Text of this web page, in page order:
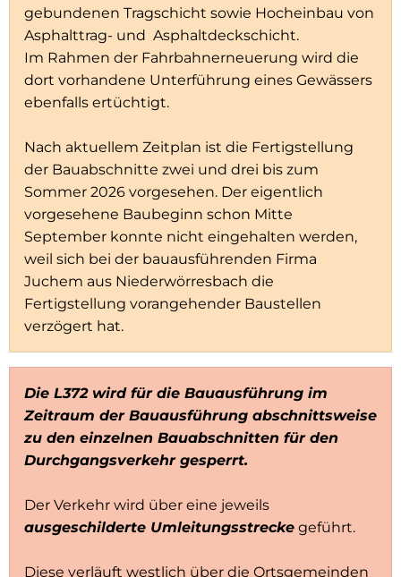
gebundenen Tragschicht sowie Hocheinbau von
Asphalttrag- und Asphaltdeckschicht.
Im Rahmen der Fahrbahnerneuerung wird die
dort vorhandene Unterführung eines Gewässers
ebenfalls ertüchtigt.
Nach aktuellem Zeitplan ist die Fertigstellung
der Bauabschnitte zwei und drei bis zum
Sommer 2026 vorgesehen. Der eigentlich
vorgesehene Baubeginn schon Mitte
September konnte nicht eingehalten werden,
weil sich bei der bauausführenden Firma
Juchem aus Niederwörresbach die
Fertigstellung vorangehender Baustellen
verzögert hat.
Die L372 wird für die Bauausführung im
Zeitraum der Bauausführung abschnittsweise
zu den einzelnen Bauabschnitten für den
Durchgangsverkehr gesperrt.
Der Verkehr wird über eine jeweils
ausgeschilderte Umleitungsstrecke geführt.
Diese verläuft westlich über die Ortsgemeinden